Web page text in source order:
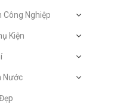
Công Nghiệp
Kiện
Nước